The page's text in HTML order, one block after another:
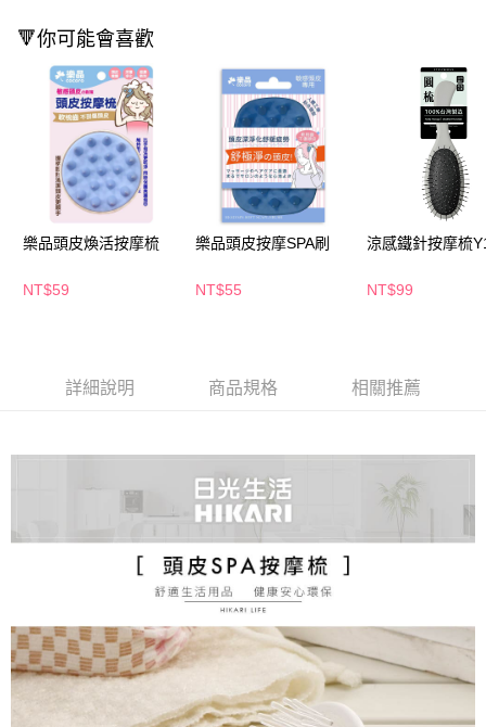
【「AFTEE先享後付」結帳流程】
結帳頁面，進行簡訊認證並確認金額後，即可完成結帳。
２．訂單成立數日內，您將收到繳費通知簡訊。
３．收到繳費通知簡訊後14天內，點擊此簡訊中的連結，可透過四大超商／
ATM／網路銀行／等多元方式進行付款，方視為交易完成。
※ 請注意：結帳手續完成當下不需立刻繳費，但若您需要取消訂單，請聯絡
購買商品的店家。未經商家同意取消之訂單仍視為有效，需透過AFTEE先享
後付繳納相關費用。
※ 交易是否成功請以「AFTEE先享後付 」之結帳頁面顯示為準，若有關於
是否繳費成功／繳費後需取消欲退款等相關疑問，請聯繫「AFTEE先享後付
客戶支援中心」https://netprotections.freshdesk.com/support/home
【注意事項】
https://aftee.tw/terms/#terms3
時審查核予不同之上限額度；若仍有額度不足之情形，本公司將視審查結果
恩沛科技股份有限公司將有權停止該用戶之使用額度並採取法律行動。
每筆NT$65，滿NT$390(含以上)免運費
付款後全家取貨
每筆NT$65，滿NT$390(含以上)免運費
萊爾富取貨付款
每筆NT$65，滿NT$490(含以上)免運費
付款後萊爾富取貨
每筆NT$65，滿NT$490(含以上)免運費
7-11取貨付款
每筆NT$65，滿NT$490(含以上)免運費
每筆NT$100，滿NT$790(含以上)免運費
付款後寶雅門市自取(由倉庫統一出貨)
每筆NT$80，滿NT$290(含以上)免運費
🔻你可能會喜歡
樂品頭皮煥活按摩梳
NT$59
樂品頭皮按摩SPA刷
NT$55
涼感鐵針按摩梳
NT$99
詳細說明 商品規格 相關推薦